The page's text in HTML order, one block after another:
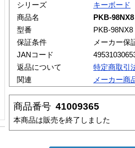
シリーズ
キーボード
商品名
PKB-
型番
PKB-98NX8
保証条件
メーカー保
JANコード
返品について
特定商取引
関連
メーカー商
商品番号 41009365
本商品は販売を終了しました